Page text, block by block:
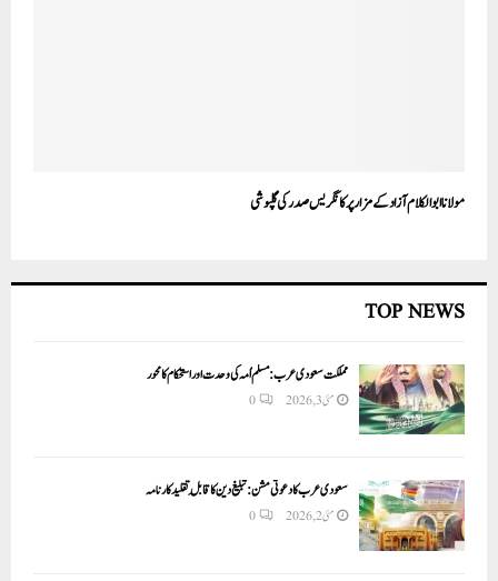
مولانا ابوالکلام آزاد کے مزار پر کانگریس صدر کی گلپوشی
TOP NEWS
مملکت سعودی عرب: مسلم اُمہ کی وحدت اور استحکام کا محور
مئی 3, 2026 0
سعودی عرب کا دعوتی مشن: تبلیغ دین کا قابلِ تقلید کارنامہ
مئی 2, 2026 0